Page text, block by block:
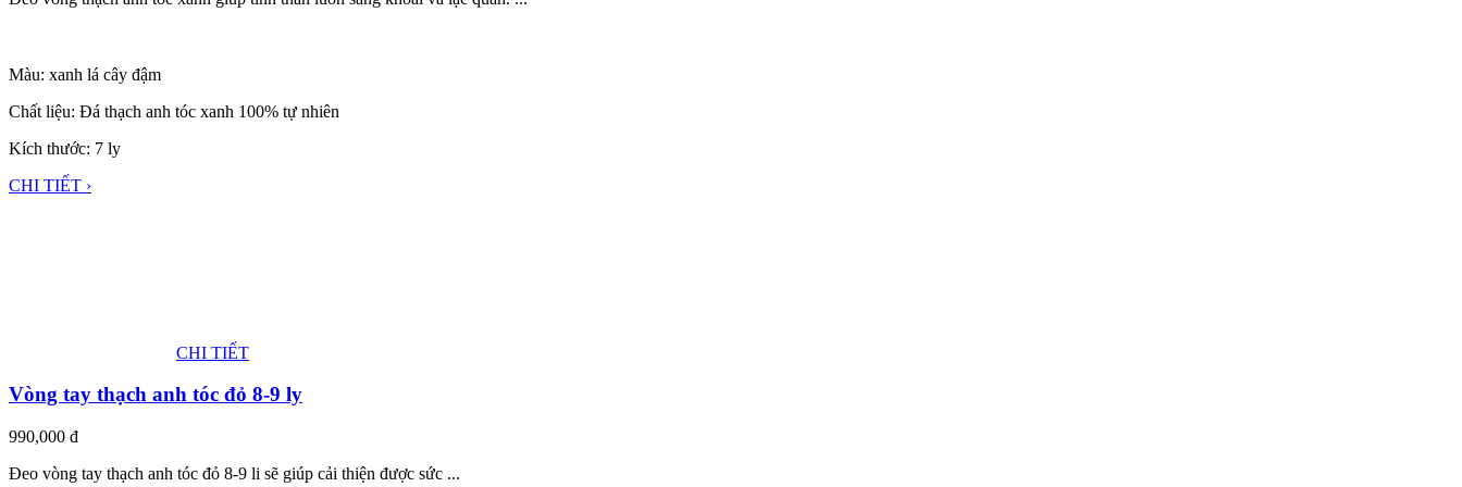
Màu: xanh lá cây đậm
Chất liệu: Đá thạch anh tóc xanh 100% tự nhiên
Kích thước: 7 ly
CHI TIẾT ›
CHI TIẾT
Vòng tay thạch anh tóc đỏ 8-9 ly
990,000 đ
Đeo vòng tay thạch anh tóc đỏ 8-9 li sẽ giúp cải thiện được sức ...